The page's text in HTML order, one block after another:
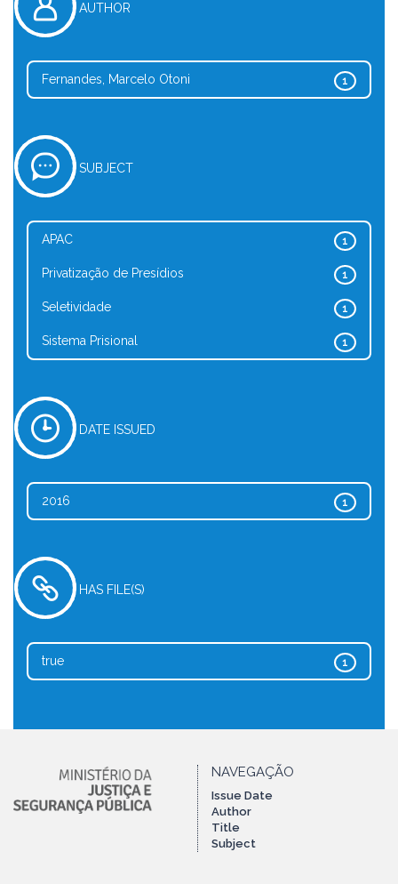
AUTHOR
1
Fernandes, Marcelo Otoni
SUBJECT
1
APAC
1
Privatização de Presídios
1
Seletividade
1
Sistema Prisional
DATE ISSUED
1
2016
HAS FILE(S)
1
true
NAVEGAÇÃO
Issue Date
Author
Title
Subject